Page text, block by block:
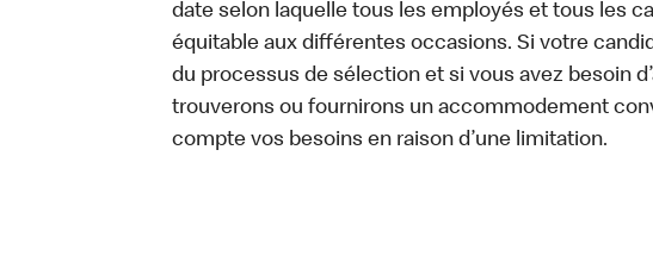
date selon laquelle tous les employés et tous les
équitable aux différentes occasions. Si votre
du processus de sélection et si vous avez besoin
trouverons ou fournirons un accommodement
compte vos besoins en raison d’une limitation.